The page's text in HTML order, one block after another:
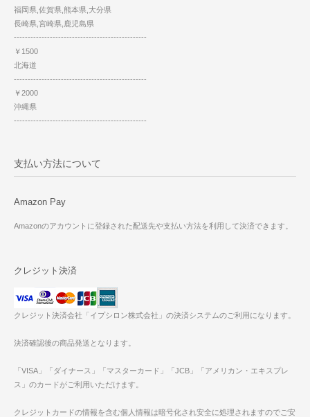
福岡県,佐賀県,熊本県,大分県
長崎県,宮崎県,鹿児島県
------------------------------------------------
￥1500
北海道
------------------------------------------------
￥2000
沖縄県
------------------------------------------------
支払い方法について
Amazon Pay
Amazonのアカウントに登録された配送先や支払い方法を利用して決済できます。
クレジット決済
クレジット決済会社「イプシロン株式会社」の決済システムのご利用になります。
決済確認後の商品発送となります。
「VISA」「ダイナース」「マスターカード」「JCB」「アメリカン・エキスプレ
ス」のカードがご利用いただけます。
クレジットカードの情報を含む個人情報は暗号化され安全に処理されますのでご安